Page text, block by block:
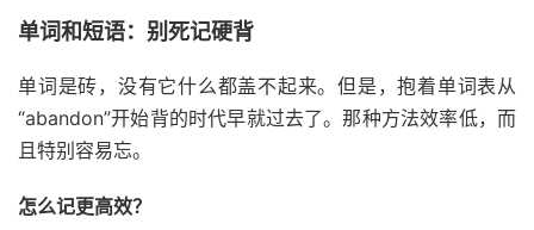
单词和短语：别死记硬背
单词是砖，没有它什么都盖不起来。但是，抱着单词表从
“abandon”开始背的时代早就过去了。那种方法效率低，而
且特别容易忘。
怎么记更高效？